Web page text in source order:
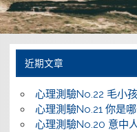
近期文章
心理測驗No.22 毛小
心理測驗No.21 你是
心理測驗No.20 意中